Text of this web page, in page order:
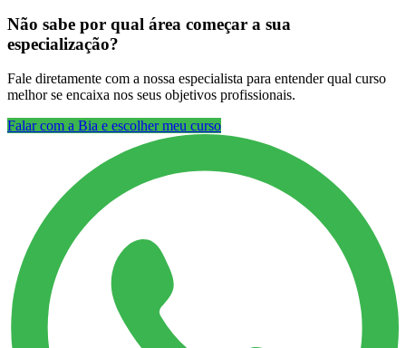
Não sabe por qual área começar a sua
especialização?
Fale diretamente com a nossa especialista para entender qual curso
melhor se encaixa nos seus objetivos profissionais.
Falar com a Bia e escolher meu curso